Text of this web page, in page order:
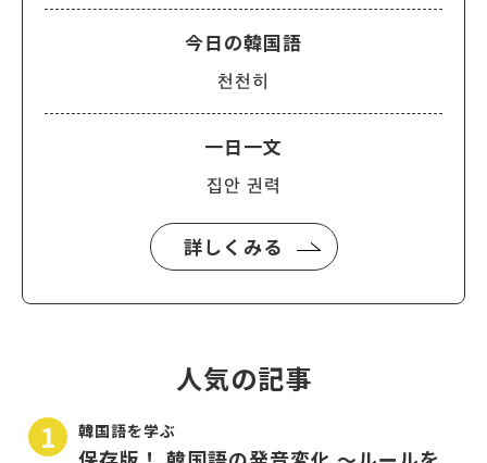
今日の韓国語
천천히
一日一文
집안 권력
詳しくみる
人気の記事
韓国語を学ぶ